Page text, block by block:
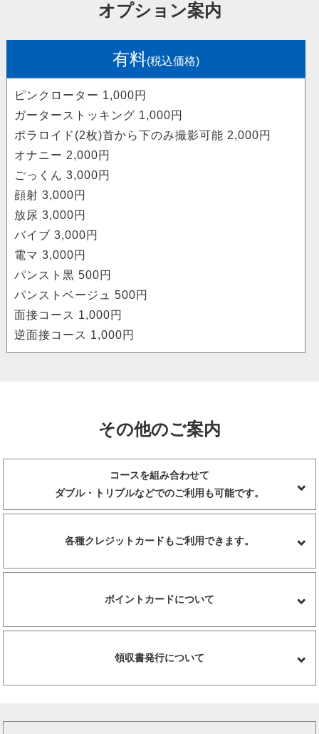
オプション案内
有料(税込価格)
ピンクローター 1,000円
ガーターストッキング 1,000円
ポラロイド(2枚)首から下のみ撮影可能 2,000円
オナニー 2,000円
ごっくん 3,000円
顔射 3,000円
放尿 3,000円
バイブ 3,000円
電マ 3,000円
パンスト黒 500円
パンストベージュ 500円
面接コース 1,000円
逆面接コース 1,000円
その他のご案内
コースを組み合わせて
ダブル・トリプルなどでのご利用も可能です。
各種クレジットカードもご利用できます。
ポイントカードについて
領収書発行について